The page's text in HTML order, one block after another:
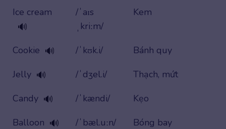
Ice cream
🔊
/ˈaɪs
ˌkriːm/
Kem
Cookie 🔊 /ˈkʊk.i/
Bánh quy
Jelly 🔊 /ˈdʒel.i/
Thạch, mứt
Candy 🔊 /ˈkændi/
Kẹo
Balloon 🔊 /ˈbæl.uːn/
Bóng bay